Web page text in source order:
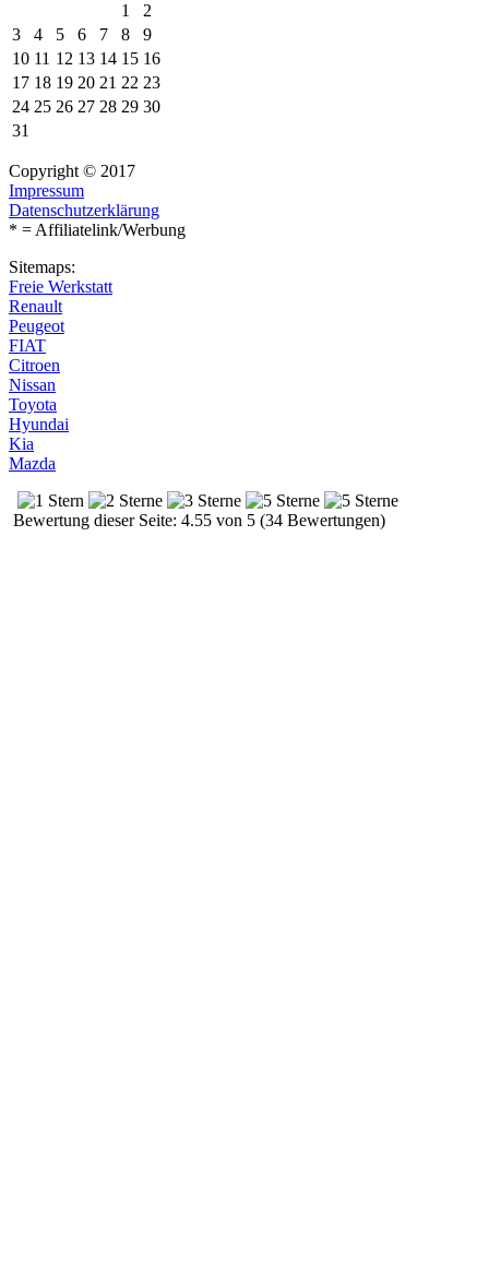
1
2
3
4 5 6 7 8
9
10 11 12 13 14 15 16
17 18 19 20 21 22 23
24 25 26 27 28 29 30
31
Copyright © 2017
Impressum
Datenschutzerklärung
* = Affiliatelink/Werbung
Sitemaps:
Freie Werkstatt
Renault
Peugeot
FIAT
Citroen
Nissan
Toyota
Hyundai
Kia
Mazda
Bewertung dieser Seite: 4.55 von 5 (34 Bewertungen)